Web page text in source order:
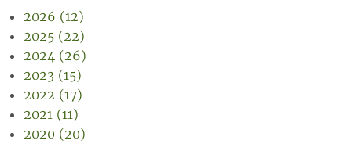
2026 (12)
2025 (22)
2024 (26)
2023 (15)
2022 (17)
2021 (11)
2020 (20)